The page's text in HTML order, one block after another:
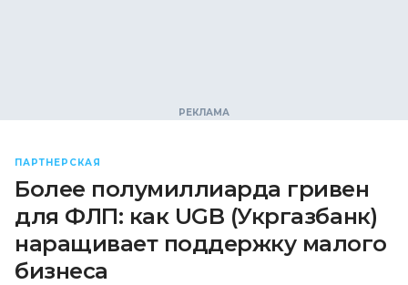
ПАРТНЕРСКАЯ
Более полумиллиарда гривен
для ФЛП: как UGB (Укргазбанк)
наращивает поддержку малого
бизнеса